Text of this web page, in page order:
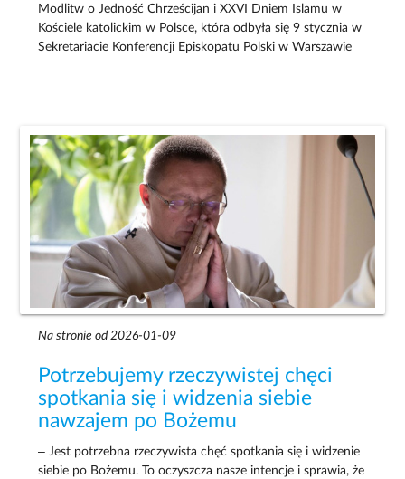
Modlitw o Jedność Chrześcijan i XXVI Dniem Islamu w
Kościele katolickim w Polsce, która odbyła się 9 stycznia w
Sekretariacie Konferencji Episkopatu Polski w Warszawie
Na stronie od 2026-01-09
Potrzebujemy rzeczywistej chęci
spotkania się i widzenia siebie
nawzajem po Bożemu
– Jest potrzebna rzeczywista chęć spotkania się i widzenie
siebie po Bożemu. To oczyszcza nasze intencje i sprawia, że